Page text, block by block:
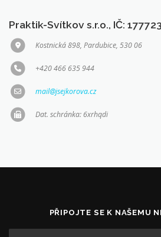
Praktik-Svítkov s.r.o., IČ:
Kostnická 898, Pardubice, 530 06
+420 466 635 944
mail@jsejkorova.cz
Dat. schránka: 6xrhqdi
PŘIPOJTE SE K NAŠEMU